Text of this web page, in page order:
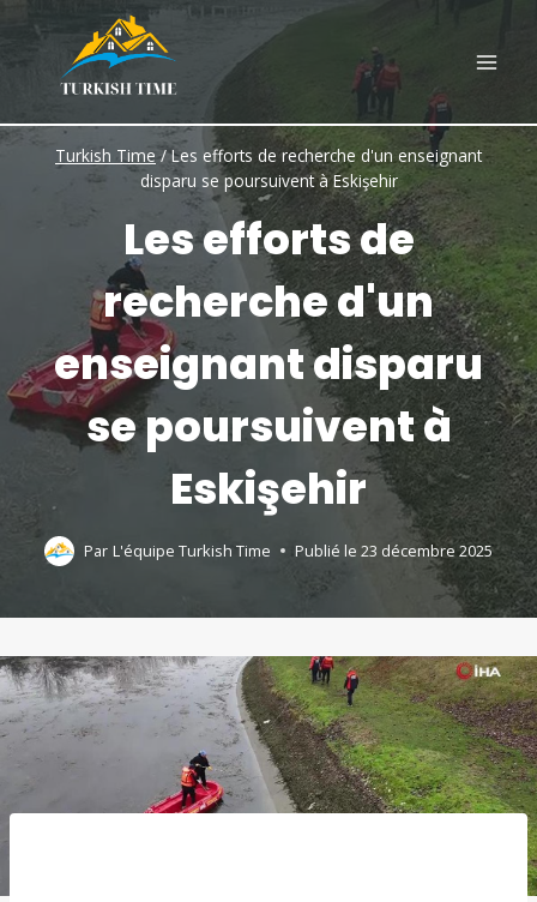
content
Turkish Time/Les efforts de recherche d'un enseignant
disparu se poursuivent à Eskişehir
Les efforts de
recherche d'un
enseignant disparu
se poursuivent à
Eskişehir
Par L'équipe Turkish Time Publié le 23 décembre 2025